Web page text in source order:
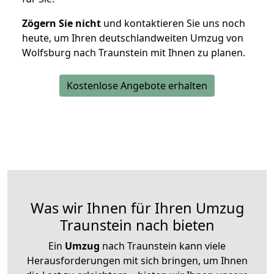
Zögern Sie nicht und kontaktieren Sie uns noch
heute, um Ihren deutschlandweiten Umzug von
Wolfsburg nach Traunstein mit Ihnen zu planen.
Kostenlose Angebote erhalten
Was wir Ihnen für Ihren Umzug
Traunstein nach bieten
Ein Umzug nach Traunstein kann viele
Herausforderungen mit sich bringen, um Ihnen